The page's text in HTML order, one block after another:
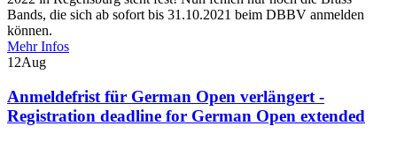
Bands, die sich ab sofort bis 31.10.2021 beim DBBV anmelden
können.
Mehr Infos
12Aug
Anmeldefrist für German Open verlängert -
Registration deadline for German Open extended